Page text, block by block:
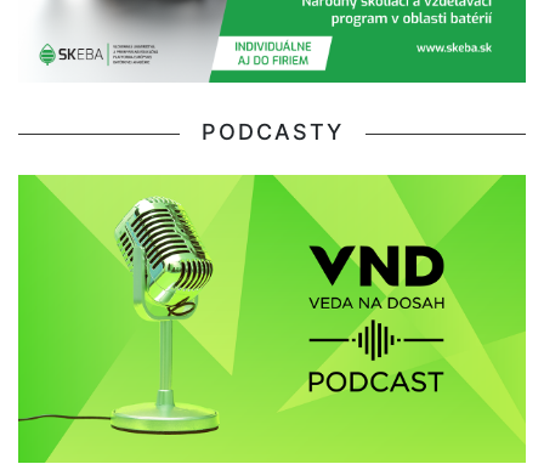
PODCASTY